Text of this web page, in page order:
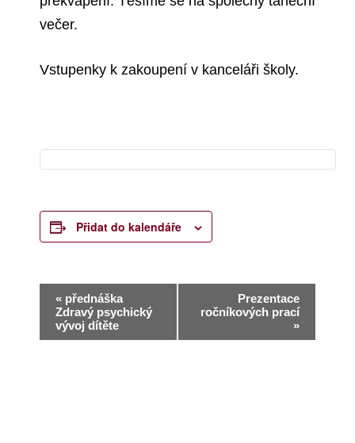
večer.
Vstupenky k zakoupení v kanceláři školy.
Přidat do kalendáře
« přednáška
Zdravý psychický
vývoj dítěte
Prezentace
ročníkových prací
»